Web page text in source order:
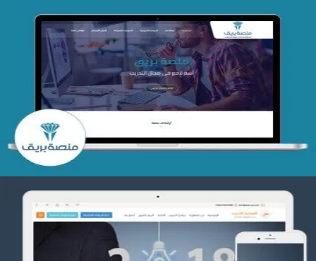
تصميم منصة بريق
التفاصيل
تصميم العمارية للتدريب